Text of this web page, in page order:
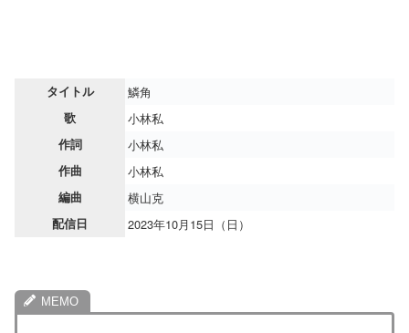
タイトル 鱗角
歌 小林私
作詞 小林私
作曲 小林私
編曲 横山克
配信日 2023年10月15日（日）